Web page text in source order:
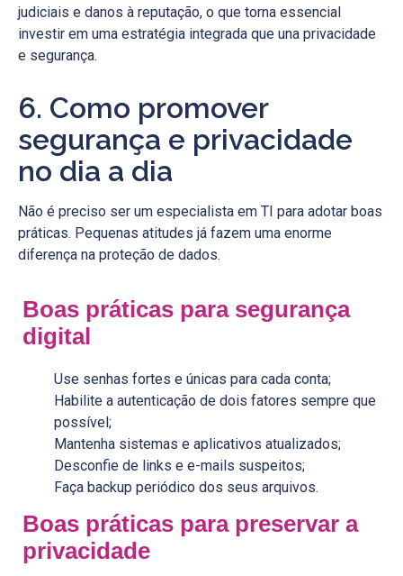
judiciais e danos à reputação, o que torna essencial
investir em uma estratégia integrada que una privacidade
e segurança.
6. Como promover
segurança e privacidade
no dia a dia
Não é preciso ser um especialista em TI para adotar boas
práticas. Pequenas atitudes já fazem uma enorme
diferença na proteção de dados.
Boas práticas para segurança
digital
Use senhas fortes e únicas para cada conta;
Habilite a autenticação de dois fatores sempre que
possível;
Mantenha sistemas e aplicativos atualizados;
Desconfie de links e e-mails suspeitos;
Faça backup periódico dos seus arquivos.
Boas práticas para preservar a
privacidade